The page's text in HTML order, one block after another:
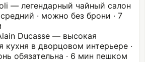
— легендарный чайный салон
· можно без брони · 7
Ducasse — высокая
кухня в дворцовом интерьере ·
обязательна · 6 мин пешком